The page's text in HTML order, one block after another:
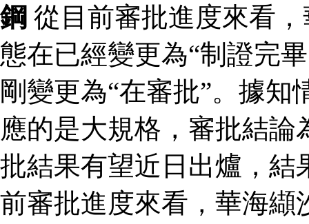
鋼 從目前審批進度來看
態在已經變更為“制證完
剛變更為“在審批”。據
應的是大規格，審批結論
批結果有望近日出爐，結
前審批進度來看，華海纈